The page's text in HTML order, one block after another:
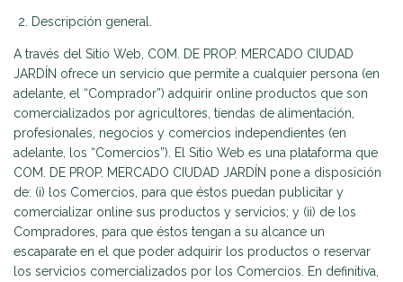
Descripción general.
A través del Sitio Web, COM. DE PROP. MERCADO CIUDAD
JARDÍN ofrece un servicio que permite a cualquier persona (en
adelante, el “Comprador”) adquirir online productos que son
comercializados por agricultores, tiendas de alimentación,
profesionales, negocios y comercios independientes (en
adelante, los “Comercios”). El Sitio Web es una plataforma que
COM. DE PROP. MERCADO CIUDAD JARDÍN pone a disposición
de: (i) los Comercios, para que éstos puedan publicitar y
comercializar online sus productos y servicios; y (ii) de los
Compradores, para que éstos tengan a su alcance un
escaparate en el que poder adquirir los productos o reservar
los servicios comercializados por los Comercios. En definitiva,